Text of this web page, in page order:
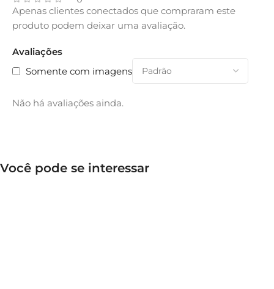
Avaliações
Somente com imagens
Não há avaliações ainda.
Apenas clientes conectados que compraram este
produto podem deixar uma avaliação.
Você pode se interessar